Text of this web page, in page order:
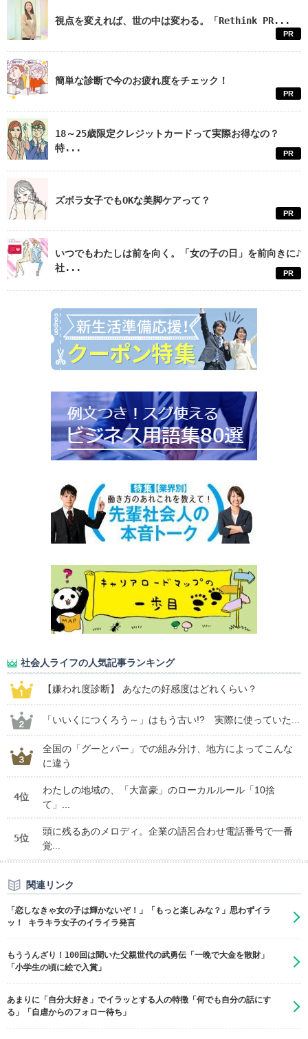
視点を変えれば、世の中は変わる。「Rethink PR...
PR
簡単な診断で今のお疲れ度をチェック！
PR
18～25歳限定クレジットカードって実際お得なの？
特...
PR
ズボラ女子でもOKな美脚ケアって？
PR
いつでもわたしは前を向く。「女の子の日」を前向きに♪
社...
PR
社会人ライフの人気記事ランキング
【嫌われ度診断】 あなたの好感度はどれくらい？
「いいくにつくろう～」はもう古い!? 実際に使っていた...
全国の「グーとパー」での組み分け、地方によってこんな
に違う
4位
わたしの地域の、「大富豪」のローカルルール「10捨
て」...
5位
頭に残るあのメロディ。企業の語呂合わせ電話番号で一番
覚...
関連リンク
「恋しなきゃ女の子は輝かないぞ！」「もっと楽しみな？」思わずイラ
ッ！ キラキラ女子のイライラ発言
もううんざり！100回は聞いた父親世代の武勇伝「一晩で大金を散財」
「小学生の頃に絵で入賞」
あまりに「自分大好き」でイラッとする人の特徴「何でも自分の話にす
る」「自虐からのフォロー待ち」